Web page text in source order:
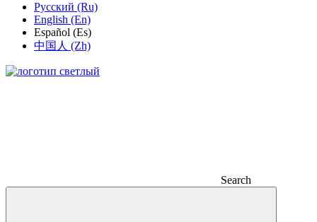
Русский (Ru)
English (En)
Español (Es)
中国人 (Zh)
Search